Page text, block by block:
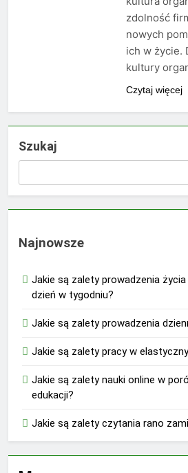
zdolność
nowych
ich w życie.
kultury
Czytaj więcej
Szukaj
Najnowsze
Jakie są zalety prowadzenia
dzień w tygodniu?
Jakie są zalety prowadzenia
Jakie są zalety pracy w
Jakie są zalety nauki online w
edukacji?
Jakie są zalety czytania rano